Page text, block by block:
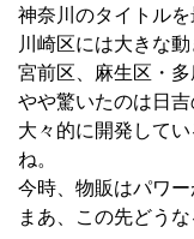
神奈川のタイトルを
川崎区には大きな動
宮前区、麻生区・多
やや驚いたのは日
大々的に開発して
ね。
今時、物販はパワー
まあ、この先どう